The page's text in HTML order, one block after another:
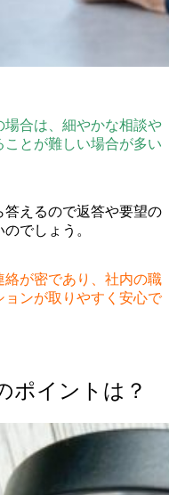
合は、細やかな相談や
とが難しい場合が多い
えるので返答や要望の
でしょう。
が密であり、社内の職
ョンが取りやすく安心で
ポイントは？